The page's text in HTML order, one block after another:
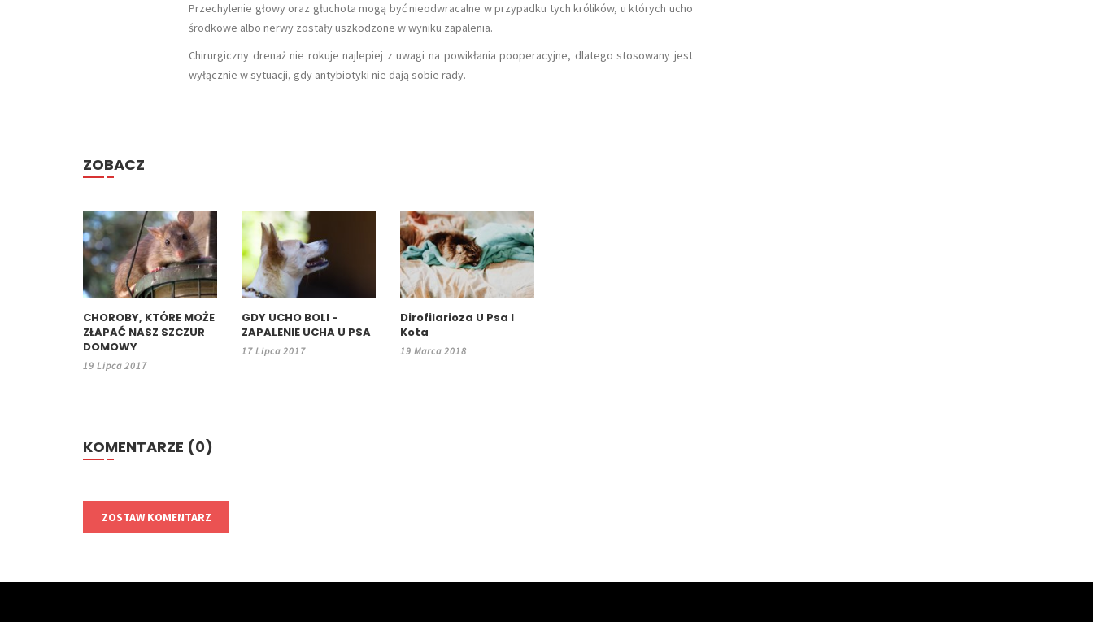
Przechylenie głowy oraz głuchota mogą być nieodwracalne w przypadku tych królików, u których ucho
środkowe albo nerwy zostały uszkodzone w wyniku zapalenia.
Chirurgiczny drenaż nie rokuje najlepiej z uwagi na powikłania pooperacyjne, dlatego stosowany jest
wyłącznie w sytuacji, gdy antybiotyki nie dają sobie rady.
ZOBACZ
CHOROBY, KTÓRE MOŻE
ZŁAPAĆ NASZ SZCZUR
DOMOWY
19 Lipca 2017
GDY UCHO BOLI -
ZAPALENIE UCHA U PSA
17 Lipca 2017
Dirofilarioza U Psa I
Kota
19 Marca 2018
KOMENTARZE (0)
ZOSTAW KOMENTARZ